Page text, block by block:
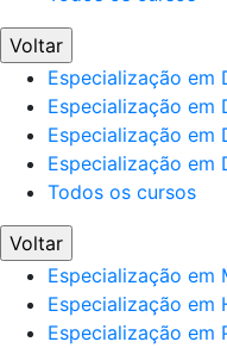
Voltar
Especialização em
Especialização em
Especialização em
Especialização em
Todos os cursos
Voltar
Especialização em
Especialização em
Especialização em